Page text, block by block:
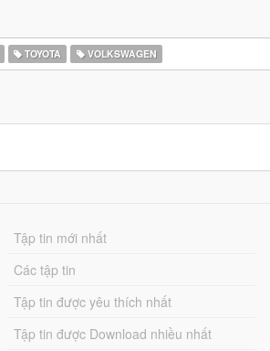
TOYOTA VOLKSWAGEN
Tập tin mới nhất
Các tập tin
Tập tin được yêu thích nhất
Tập tin được Download nhiều nhất